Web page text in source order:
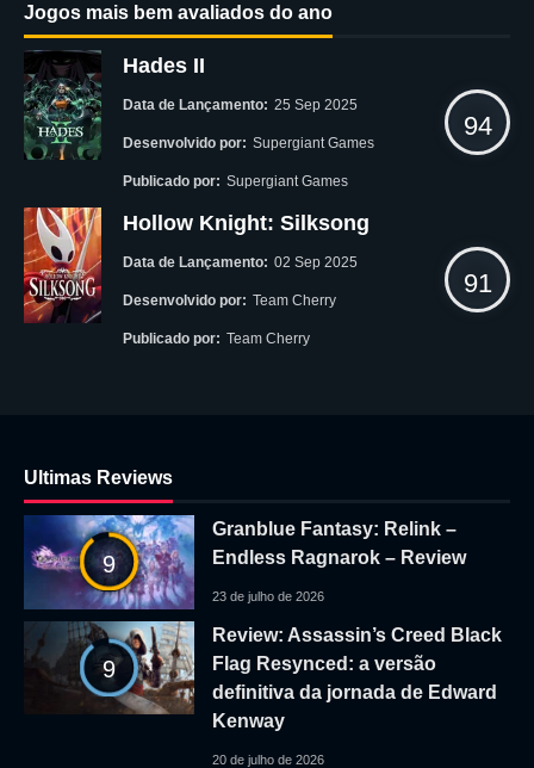
Jogos mais bem avaliados do ano
Hades II
Data de Lançamento: 25 Sep 2025
Desenvolvido por: Supergiant Games
Publicado por: Supergiant Games
94
Hollow Knight: Silksong
Data de Lançamento: 02 Sep 2025
Desenvolvido por: Team Cherry
Publicado por: Team Cherry
91
Ultimas Reviews
9
Granblue Fantasy: Relink –
Endless Ragnarok – Review
23 de julho de 2026
9
Review: Assassin’s Creed Black
Flag Resynced: a versão
definitiva da jornada de Edward
Kenway
20 de julho de 2026